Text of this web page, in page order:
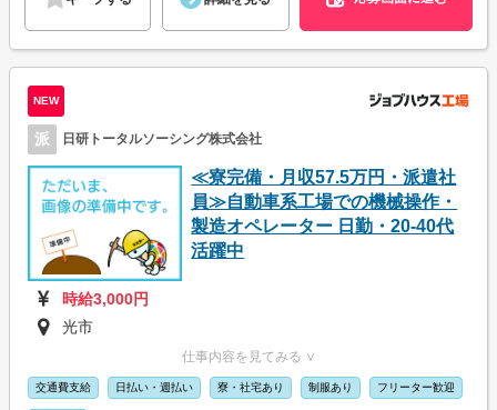
NEW
派 日研トータルソーシング株式会社
≪寮完備・月収57.5万円・派遣社
員≫自動車系工場での機械操作・
製造オペレーター 日勤・20-40代
活躍中
時給3,000円
光市
仕事内容を見てみる ∨
交通費支給 日払い・週払い 寮・社宅あり 制服あり フリーター歓迎